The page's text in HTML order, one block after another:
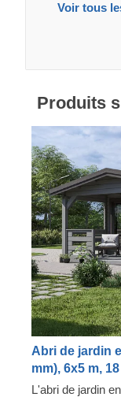
Voir tous
Produits
Abri de jardin
mm), 6x5 m, 18
L'abri de jardin